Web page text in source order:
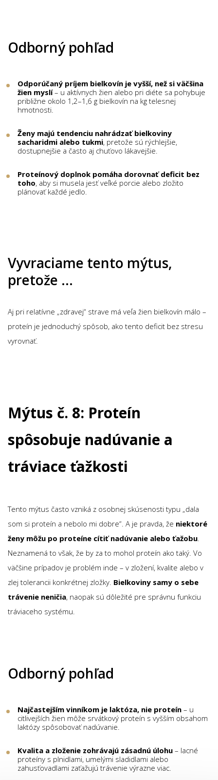
Odborný pohľad
Odporúčaný príjem bielkovín je vyšší, než si väčšina
žien myslí– u aktívnych žien alebo pri diéte sa pohybuje
približne okolo 1,2–1,6 g bielkovín na kg telesnej
hmotnosti.
Ženy majú tendenciu nahrádzať bielkoviny
sacharidmi alebo tukmi, pretože sú rýchlejšie,
dostupnejšie a často aj chuťovo lákavejšie.
Proteínový doplnok pomáha dorovnať deficit bez
toho, aby si musela jesť veľké porcie alebo zložito
plánovať každé jedlo.
Vyvraciame tento mýtus,
pretože …
Aj pri relatívne „zdravej“ strave má veľa žien bielkovín málo –
proteín je jednoduchý spôsob, ako tento deficit bez stresu
vyrovnať.
Mýtus č. 8: Proteín
spôsobuje nadúvanie a
tráviace ťažkosti
Tento mýtus často vzniká z osobnej skúsenosti typu „dala
som si proteín a nebolo mi dobre“. A je pravda, že niektoré
ženy môžu po proteíne cítiť nadúvanie alebo ťažobu.
Neznamená to však, že by za to mohol proteín ako taký. Vo
väčšine prípadov je problém inde – v zložení, kvalite alebo v
zlej tolerancii konkrétnej zložky. Bielkoviny samy o sebe
trávenie neničia, naopak sú dôležité pre správnu funkciu
tráviaceho systému.
Odborný pohľad
Najčastejším vinníkom je laktóza, nie proteín – u
citlivejších žien môže srvátkový proteín s vyšším obsahom
laktózy spôsobovať nadúvanie.
Kvalita a zloženie zohrávajú zásadnú úlohu – lacné
proteíny s plnidlami, umelými sladidlami alebo
zahusťovadlami zaťažujú trávenie výrazne viac.